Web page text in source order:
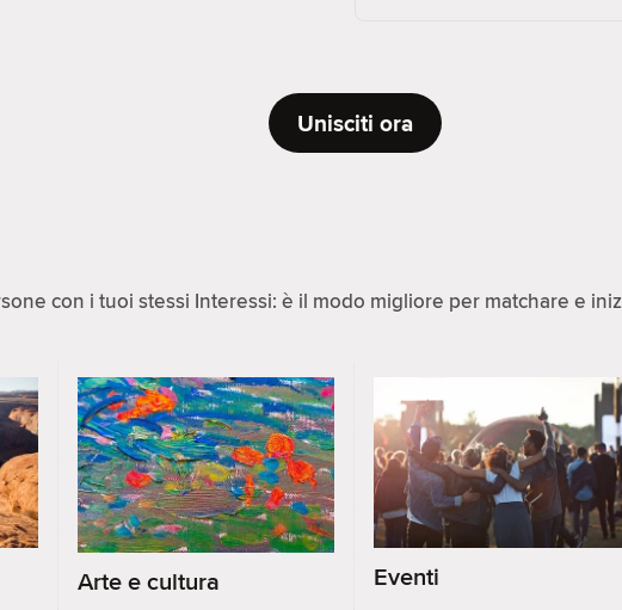
Unisciti ora
con i tuoi stessi Interessi: è il modo migliore per matchare e
Arte e cultura Eventi